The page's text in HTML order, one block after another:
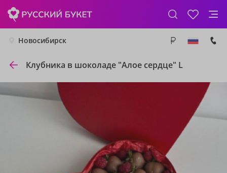
Новосибирск
Клубника в шоколаде "Алое сердце" L